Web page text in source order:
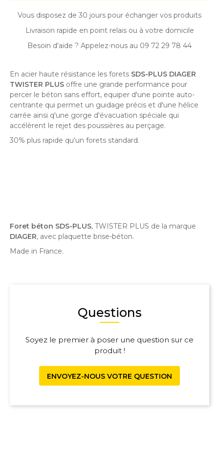
Vous disposez de 30 jours pour échanger vos produits
Livraison rapide en point relais ou à votre domicile
Besoin d'aide ? Appelez-nous au 09 72 29 78 44
En acier haute résistance les forets SDS-PLUS DIAGER
TWISTER PLUS offre une grande performance pour
percer le béton sans effort, equiper d'une pointe auto-
centrante qui permet un guidage précis et d'une hélice
carrée ainsi q'une gorge d'évacuation spéciale qui
accélèrent le rejet des poussières au perçage.
30% plus rapide qu'un forets standard.
Foret béton SDS-PLUS, TWISTER PLUS de la marque
DIAGER, avec plaquette brise-béton.
Made in France.
Questions
Soyez le premier à poser une question sur ce
produit !
ENVOYEZ-NOUS VOTRE QUESTION